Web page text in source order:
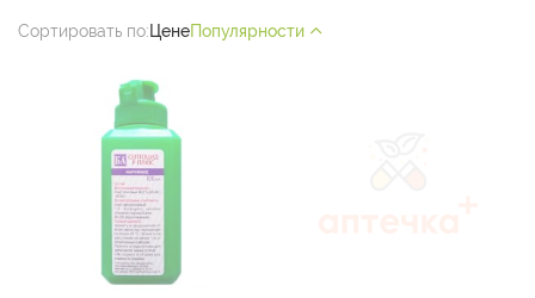
Сортировать по: ЦенеПопулярности